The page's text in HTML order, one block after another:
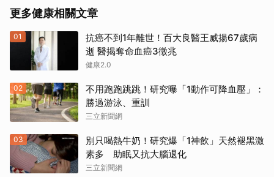
更多健康相關文章
01
抗癌不到1年離世！百大良醫王威揚67歲病
逝 醫揭奪命血癌3徵兆
健康2.0
02
不用跑跑跳跳！研究曝「1動作可降血壓」：
勝過游泳、重訓
三立新聞網
03
別只喝熱牛奶！研究爆「1神飲」天然褪黑激
素多 助眠又抗大腦退化
三立新聞網